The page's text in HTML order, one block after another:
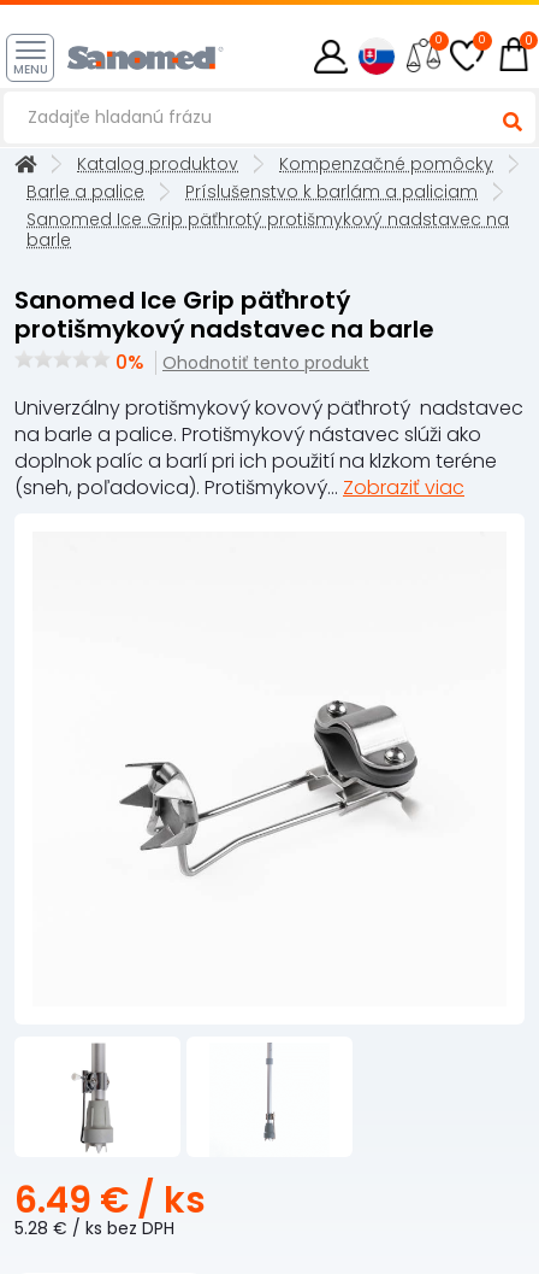
MENU
0 0 0
Katalog produktov
Kompenzačné pomôcky
Barle a palice
Príslušenstvo k barlám a paliciam
Sanomed Ice Grip päťhrotý protišmykový nadstavec na
barle
Sanomed Ice Grip päťhrotý
protišmykový nadstavec na barle
0% Ohodnotiť tento produkt
Univerzálny protišmykový kovový päťhrotý nadstavec
na barle a palice. Protišmykový nástavec slúži ako
doplnok palíc a barlí pri ich použití na klzkom teréne
(sneh, poľadovica). Protišmykový... Zobraziť viac
6.49 € / ks
5.28 € / ks bez DPH